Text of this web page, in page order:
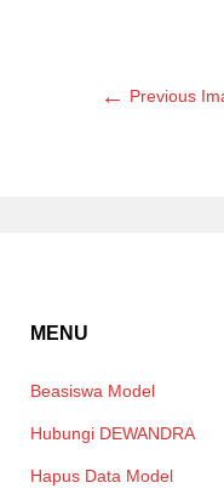
← Previous
MENU
Beasiswa Model
Hubungi DEWANDRA
Hapus Data Model